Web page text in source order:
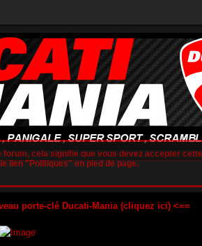
porte-clé Ducati-Mania (cliquez ici) <==
cela signifie que vous devez accepter
lien "Politiques" en pied de page.